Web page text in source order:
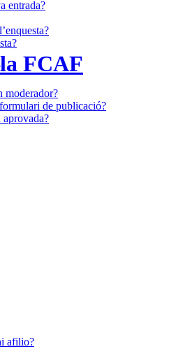
FCAF
entrada?
moderador?
de publicació?
aprovada?
afilio?